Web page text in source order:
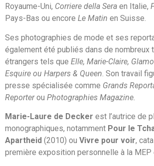
Royaume-Uni, Corriere della Sera en Italie,
Pays-Bas ou encore Le Matin en Suisse.
Ses photographies de mode et ses
également été publiés dans de nombreux
étrangers tels que Elle, Marie-Claire,
Esquire ou Harpers & Queen . Son travail
presse spécialisée comme Grands
Reporterou Photographies Magazine.
Marie-Laure de Decker est l’autrice de
monographiques, notamment Pour le
Apartheid (2010) ou Vivre pour voir,
première exposition personnelle à la MEP